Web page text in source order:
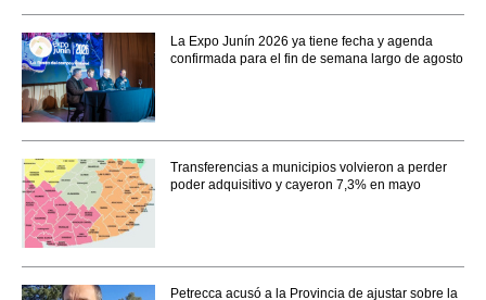
La Expo Junín 2026 ya tiene fecha y agenda
confirmada para el fin de semana largo de agosto
Transferencias a municipios volvieron a perder
poder adquisitivo y cayeron 7,3% en mayo
Petrecca acusó a la Provincia de ajustar sobre la